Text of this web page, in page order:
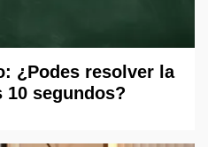
¿Podes resolver la
10 segundos?